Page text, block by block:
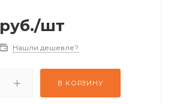
руб./шт
Нашли дешевле?
В КОРЗИНУ